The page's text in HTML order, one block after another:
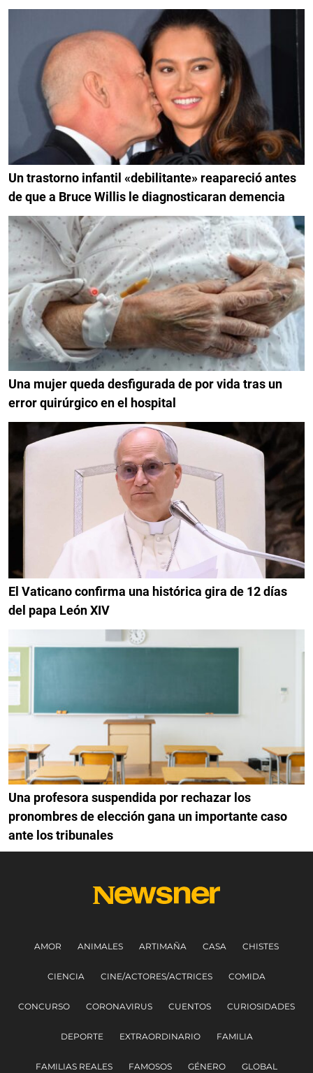
Un trastorno infantil «debilitante» reapareció antes
de que a Bruce Willis le diagnosticaran demencia
Una mujer queda desfigurada de por vida tras un
error quirúrgico en el hospital
El Vaticano confirma una histórica gira de 12 días
del papa León XIV
Una profesora suspendida por rechazar los
pronombres de elección gana un importante caso
ante los tribunales
AMOR ANIMALES ARTIMAÑA CASA CHISTES
CIENCIA CINE/ACTORES/ACTRICES COMIDA
CONCURSO CORONAVIRUS CUENTOS CURIOSIDADES
DEPORTE EXTRAORDINARIO FAMILIA
FAMILIAS REALES FAMOSOS GÉNERO GLOBAL